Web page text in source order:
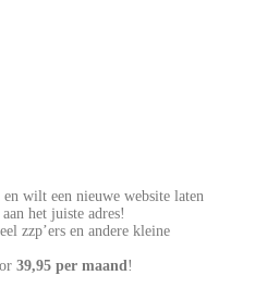
en wilt een nieuwe website laten
het juiste adres!
zzp’ers en andere kleine
39,95 per maand!